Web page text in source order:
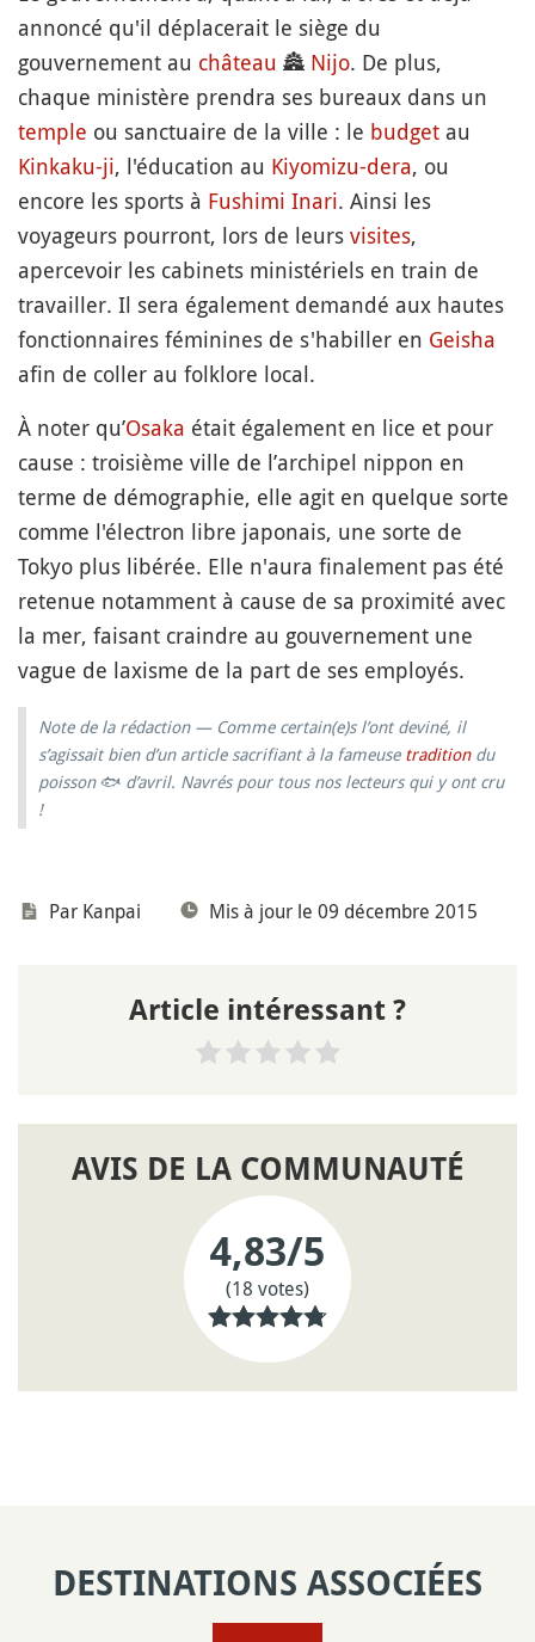
annoncé qu'il déplacerait le siège du
gouvernement au château 🏯 Nijo. De plus,
chaque ministère prendra ses bureaux dans un
temple ou sanctuaire de la ville : le budget au
Kinkaku-ji, l'éducation au Kiyomizu-dera, ou
encore les sports à Fushimi Inari. Ainsi les
voyageurs pourront, lors de leurs visites,
apercevoir les cabinets ministériels en train de
travailler. Il sera également demandé aux hautes
fonctionnaires féminines de s'habiller en Geisha
afin de coller au folklore local.
À noter qu’Osaka était également en lice et pour
cause : troisième ville de l’archipel nippon en
terme de démographie, elle agit en quelque sorte
comme l'électron libre japonais, une sorte de
Tokyo plus libérée. Elle n'aura finalement pas été
retenue notamment à cause de sa proximité avec
la mer, faisant craindre au gouvernement une
vague de laxisme de la part de ses employés.
Note de la rédaction — Comme certain(e)s l’ont deviné, il
s’agissait bien d’un article sacrifiant à la fameuse traditiondu
poisson🐟 d’avril. Navrés pour tous nos lecteurs qui y ont cru
!
Par Kanpai Mis à jour le 09 décembre 2015
Article intéressant ?
AVIS DE LA COMMUNAUTÉ
4,83/5
(18 votes)
DESTINATIONS ASSOCIÉES